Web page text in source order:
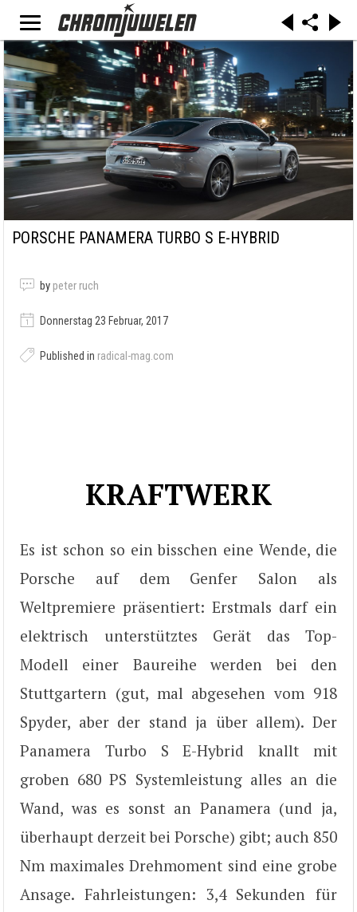
PORSCHE PANAMERA TURBO S E-HYBRID
by peter ruch
Donnerstag 23 Februar, 2017
Published in radical-mag.com
KRAFTWERK
Es ist schon so ein bisschen eine Wende, die
Porsche auf dem Genfer Salon als
Weltpremiere präsentiert: Erstmals darf ein
elektrisch unterstütztes Gerät das Top-
Modell einer Baureihe werden bei den
Stuttgartern (gut, mal abgesehen vom 918
Spyder, aber der stand ja über allem). Der
Panamera Turbo S E-Hybrid knallt mit
groben 680 PS Systemleistung alles an die
Wand, was es sonst an Panamera (und ja,
überhaupt derzeit bei Porsche) gibt; auch 850
Nm maximales Drehmoment sind eine grobe
Ansage. Fahrleistungen: 3,4 Sekunden für